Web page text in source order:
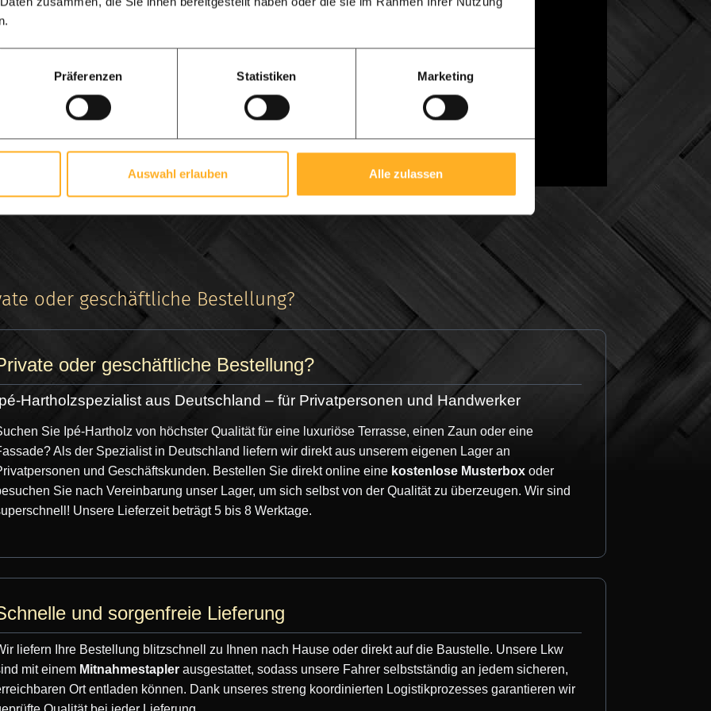
Präferenzen Statistiken Marketing
Auswahl erlauben Alle zulassen
Konstruktionszeichnung und 3D-Animation
Bestellung erhalten Sie von uns eine digitale Konstruktionszeichnung. Alle Abmessungen sind auf
Zeichnung genau angegeben. Wir bitten Sie immer, diese Zeichnung zu überprüfen und zu bestätigen.
nach Genehmigung der Zeichnung beträgt etwa 8 Wochen.
so begeistert von Ihrem Projekt, dass wir Ihnen auch eine 3D-Animation schicken. Mit einem
Mausklick können Sie Ihren eigenen Entwurf in 3D sehen, und natürlich in jeder Ansicht bewegen.
Sie auf das Video unten, um einen Eindruck von unserer 3D-Zeichnung zu erhalten.
der Seitenwände und Dachverschalung
Dachverschalung und jede Tür müssen Sie selbst zusammenbauen. Das Holz für die Wände und
wird in getrennten Teilen geliefert.
das Dach oder unsere EPDM-Folie, in Ihrer gewünschten Größe. Sie können diese Folie zum Kitten
Dach benutzen. Wir bieten auch einen Wasserauslauf kostenlos an. Die Montage der EPDM-Folie ist
gesamtes Holz wurde aus nachhaltiger Forstwirtschaft geerntet und Dank der Verwendung von
oder geschäftliche Bestellung?
oder geschäftliche Bestellung?
Hartholzspezialist aus Deutschland – für Privatpersonen und Handwerker
Sie Ipé-Hartholz von höchster Qualität für eine luxuriöse Terrasse, einen Zaun oder eine
Als der Spezialist in Deutschland liefern wir direkt aus unserem eigenen Lager an
und Geschäftskunden. Bestellen Sie direkt online eine kostenlose Musterboxoder
Sie nach Vereinbarung unser Lager, um sich selbst von der Qualität zu überzeugen. Wir sind
Unsere Lieferzeit beträgt 5 bis 8 Werktage.
und sorgenfreie Lieferung
liefern Ihre Bestellung blitzschnell zu Ihnen nach Hause oder direkt auf die Baustelle. Unsere Lkw
mit einem Mitnahmestaplerausgestattet, sodass unsere Fahrer selbstständig an jedem sicheren,
Ort entladen können. Dank unseres streng koordinierten Logistikprozesses garantieren wir